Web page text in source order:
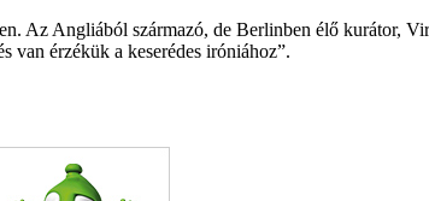
Az Angliából származó, de Berlinben élő kurátor,
van érzékük a keserédes iróniához”.